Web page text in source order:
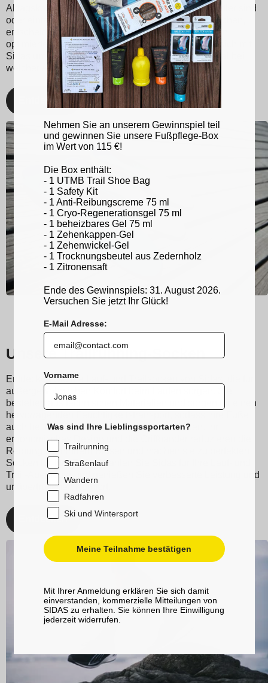
Alltagskomfort. Egal, ob Sie leidenschaftlicher Sportler sind
oder einfach nur eine bessere Fußunterstützung suchen,
entscheiden Sie sich für Sidas-Einlegesohlen für ein
optimiertes Lauf- und Sporterlebnis. Kümmern Sie sich mit
Sidas um Ihre Füße und bleiben Sie in Topform, egal bei
welcher Aktivität!
Entdecken
Unsere Trailrunning-Socken
Entdecken Sie die Lauf- und Trailsocken von Sidas, die für
außergewöhnlichen Komfort beim Laufen sorgen. Sie
bestehen aus technischen Materialien und sorgen für einen
hervorragenden Feuchtigkeitstransport, sodass Ihre Füße
auch bei intensivstem Training trocken bleiben. Ihr
ergonomisches Design und die Griffbänder reduzieren die
Reibung, verhindern Blasen und machen sie zu perfekten
Socken für Ihre Füße. Wählen Sie Sidas für Ihre Lauf- und
Trail-Abenteuer und genießen Sie verbesserte Leistung und
unübertroffenen Komfort.
Entdecken
Nehmen Sie an unserem Gewinnspiel teil
und gewinnen Sie unsere Fußpflege-Box
im Wert von 115 €!
Die Box enthält:
- 1 UTMB Trail Shoe Bag
- 1 Safety Kit
- 1 Anti-Reibungscreme 75 ml
- 1 Cryo-Regenerationsgel 75 ml
- 1 beheizbares Gel 75 ml
- 1 Zehenkappen-Gel
- 1 Zehenwickel-Gel
- 1 Trocknungsbeutel aus Zedernholz
- 1 Zitronensaft
Ende des Gewinnspiels: 31. August 2026.
Versuchen Sie jetzt Ihr Glück!
E-Mail Adresse:
Vorname
Was sind Ihre Lieblingssportarten?
Trailrunning
Straßenlauf
Wandern
Radfahren
Ski und Wintersport
Meine Teilnahme bestätigen
Mit Ihrer Anmeldung erklären Sie sich damit
einverstanden, kommerzielle Mitteilungen von
SIDAS zu erhalten. Sie können Ihre Einwilligung
jederzeit widerrufen.